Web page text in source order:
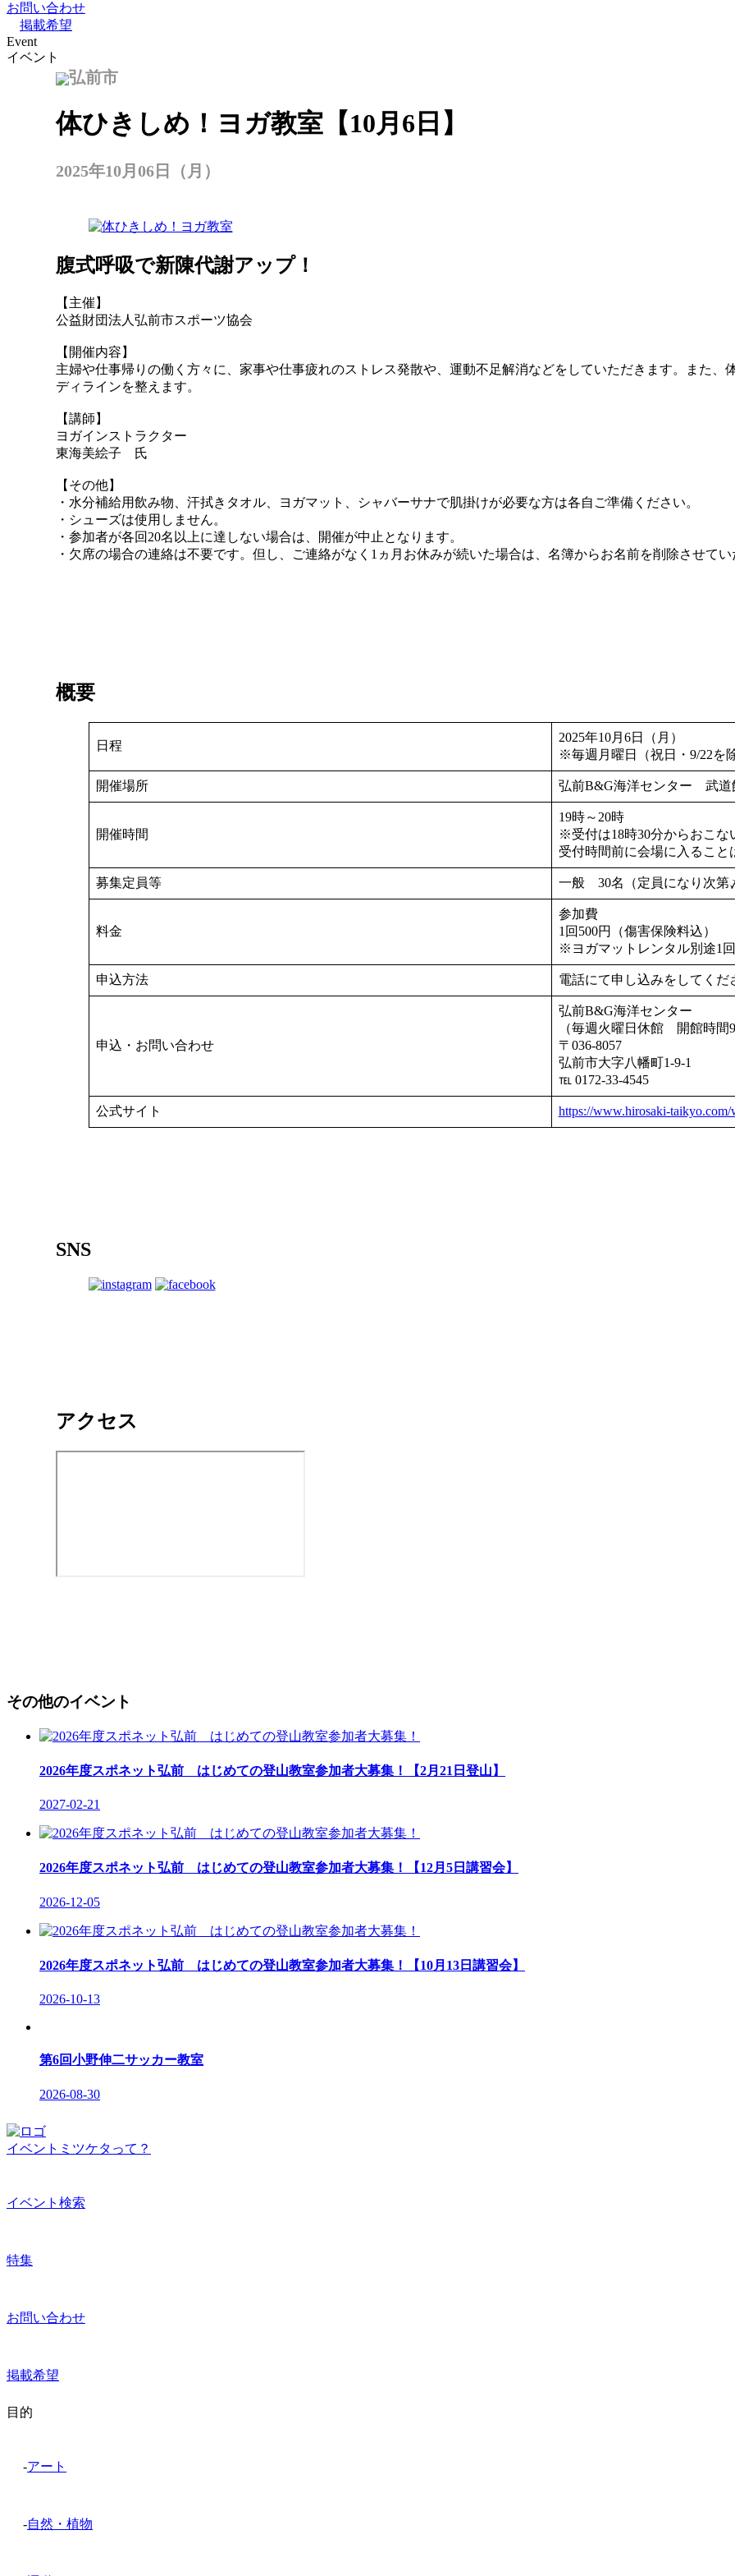
お問い合わせ
掲載希望
Event
イベント
弘前市
体ひきしめ！ヨガ教室【10月6日】
2025年10月06日（月）
腹式呼吸で新陳代謝アップ！
【主催】
公益財団法人弘前市スポーツ協会
【開催内容】
主婦や仕事帰りの働く方々に、家事や仕事疲れのストレス発散や、運動不足解消などをしていただきます。また、
ディラインを整えます。
【講師】
ヨガインストラクター
東海美絵子 氏
【その他】
・水分補給用飲み物、汗拭きタオル、ヨガマット、シャバーサナで肌掛けが必要な方は各自ご準備く
・シューズは使用しません。
・参加者が各回20名以上に達しない場合は、開催が中止となります。
・欠席の場合の連絡は不要です。但し、ご連絡がなく1ヵ月お休みが続いた場合は、名簿からお名前を削除させて
概要
日程
2025年10月6日（月）
※毎週月曜日（祝日・9/22を
開催場所 弘前B&G海洋センター 武道
開催時間
19時～20時
※受付は18時30分からおこ
受付時間前に会場に入るこ
募集定員等 一般 30名（定員になり次第
料金
参加費
1回500円（傷害保険料込）
※ヨガマットレンタル別途1
申込方法 電話にて申し込みをしてくだ
申込・お問い合わせ
弘前B&G海洋センター
（毎週火曜日休館 開館時間
〒036-8057
弘前市大字八幡町1-9-1
℡ 0172-33-4545
公式サイト https://www.hirosaki-taikyo.com/
SNS
アクセス
その他のイベント
2026年度スポネット弘前 はじめての登山教室参加者大募集！【2月21日登山】
2027-02-21
2026年度スポネット弘前 はじめての登山教室参加者大募集！【12月5日講習会】
2026-12-05
2026年度スポネット弘前 はじめての登山教室参加者大募集！【10月13日講習会】
2026-10-13
第6回小野伸二サッカー教室
2026-08-30
イベントミツケタって？
イベント検索
特集
お問い合わせ
掲載希望
目的
-アート
-自然・植物